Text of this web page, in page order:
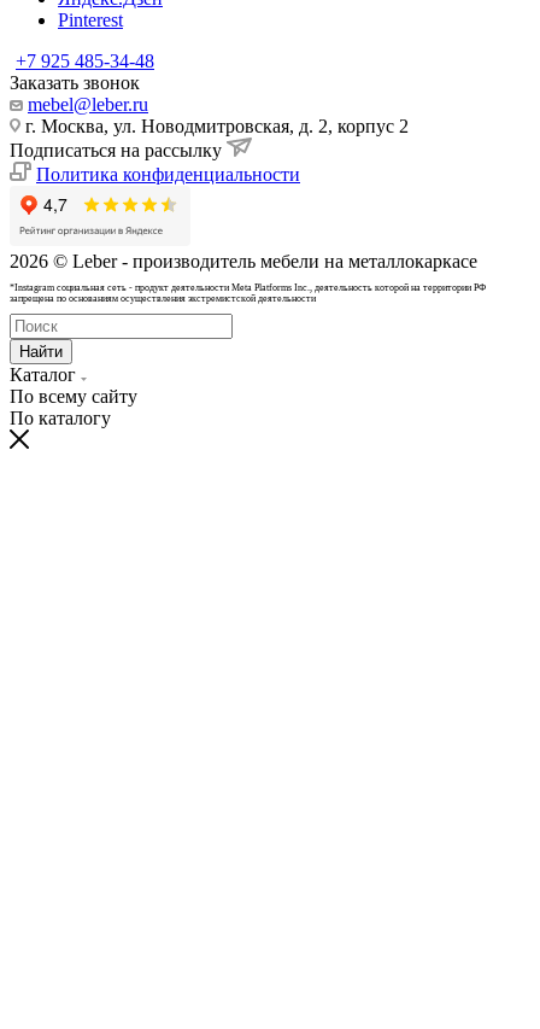
Pinterest
+7 925 485-34-48
Заказать звонок
mebel@leber.ru
г. Москва, ул. Новодмитровская, д. 2, корпус 2
Подписаться на рассылку
Политика конфиденциальности
2026 © Leber - производитель мебели на металлокаркасе
*Instagram cоциальная сеть - продукт деятельности Meta Platforms Inc., деятельность которой на территории РФ
запрещена по основаниям осуществления экстремистской деятельности
Найти
Каталог
По всему сайту
По каталогу